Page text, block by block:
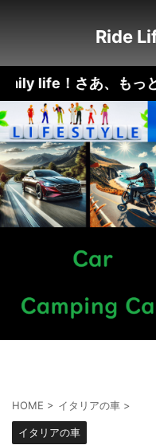
Ride
あ、もっと遠くへ出
HOME > イタリアの車 >
イタリアの車